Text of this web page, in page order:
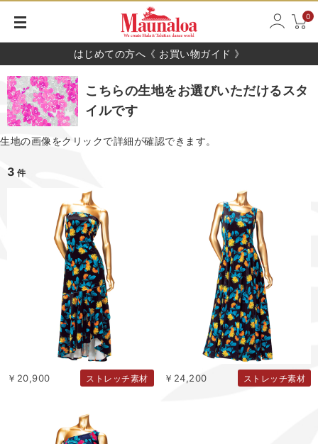
0
はじめての方へ《 お買い物ガイド 》
こちらの生地をお選びいただけるスタ
イルです
生地の画像をクリックで詳細が確認できます。
3 件
￥20,900 ストレッチ素材 ￥24,200 ストレッチ素材